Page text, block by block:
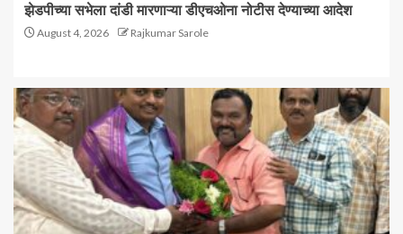
झेडपीच्या सभेला दांडी मारणाऱ्या डीएचओना नोटीस देण्याच्या आदेश
August 4, 2026 Rajkumar Sarole